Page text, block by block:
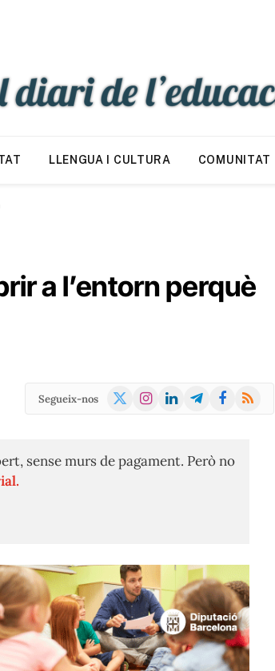
LLENGUA I CULTURA COMUNITAT
a l’entorn perquè
Segueix-nos
X
Instagram
LinkedInTelegramFacebook
RSS
sense murs de pagament. Però no